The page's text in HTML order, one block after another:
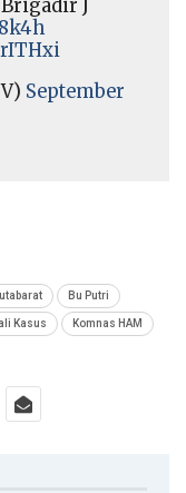
J
September
Bu Putri
Kasus Komnas HAM